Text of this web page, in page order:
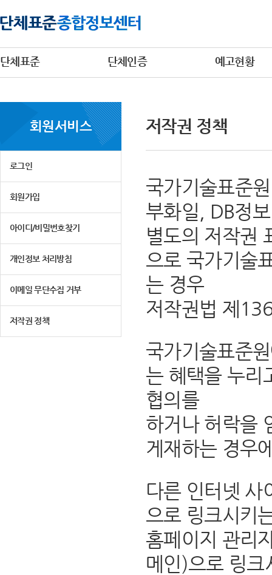
단체표준 단체인증 예고현황
회원서비스
로그인
회원가입
아이디/비밀번호찾기
개인정보 처리방침
이메일 무단수집 거부
저작권 정책
저작권 정책
국가기술표준
부화일, DB정
별도의 저작권
으로 국가기술
는 경우
저작권법 제
국가기술표준
는 혜택을 누리
협의를
하거나 허락을
게재하는 경우
다른 인터넷 사
으로 링크시키
홈페이지 관리
메인)으로 링크